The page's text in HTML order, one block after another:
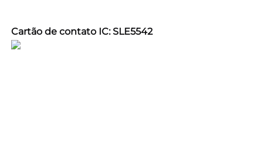
Cartão de contato IC: SLE5542